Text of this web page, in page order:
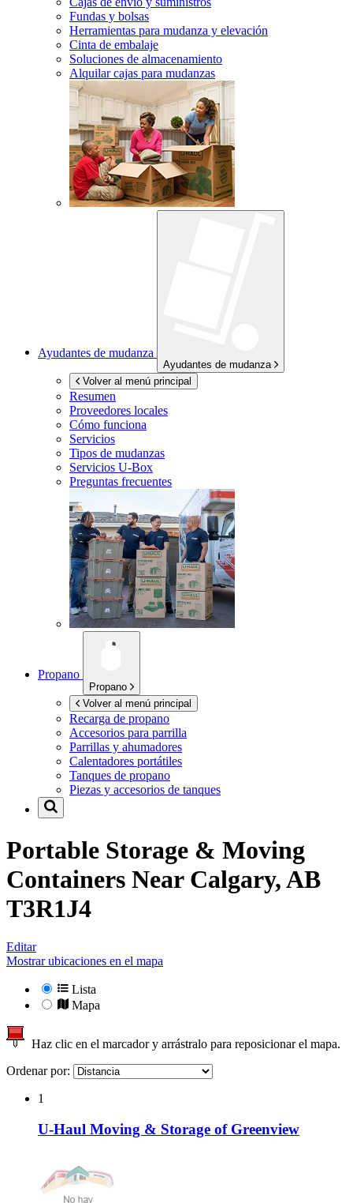
Fundas y bolsas
Herramientas para mudanza y elevación
Cinta de embalaje
Soluciones de almacenamiento
Alquilar cajas para mudanzas
Ayudantes de mudanza
Ayudantes de mudanza
Volver al menú principal
Resumen
Proveedores locales
Cómo funciona
Servicios
Tipos de mudanzas
Servicios U-Box
Preguntas frecuentes
Propano
Propano
Volver al menú principal
Recarga de propano
Accesorios para parrilla
Parrillas y ahumadores
Calentadores portátiles
Tanques de propano
Piezas y accesorios de tanques
Portable Storage & Moving
Containers Near Calgary, AB
T3R1J4
Editar
Mostrar ubicaciones en el mapa
Lista
Mapa
Haz clic en el marcador y arrástralo para reposicionar el mapa.
Ordenar por:
1
U-Haul Moving & Storage of Greenview